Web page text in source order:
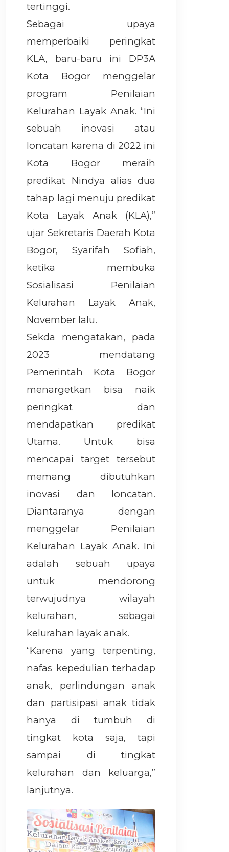
tertinggi.
Sebagai upaya
memperbaiki peringkat
KLA, baru-baru ini DP3A
Kota Bogor menggelar
program Penilaian
Kelurahan Layak Anak. “Ini
sebuah inovasi atau
loncatan karena di 2022 ini
Kota Bogor meraih
predikat Nindya alias dua
tahap lagi menuju predikat
Kota Layak Anak (KLA),”
ujar Sekretaris Daerah Kota
Bogor, Syarifah Sofiah,
ketika membuka
Sosialisasi Penilaian
Kelurahan Layak Anak,
November lalu.
Sekda mengatakan, pada
2023 mendatang
Pemerintah Kota Bogor
menargetkan bisa naik
peringkat dan
mendapatkan predikat
Utama. Untuk bisa
mencapai target tersebut
memang dibutuhkan
inovasi dan loncatan.
Diantaranya dengan
menggelar Penilaian
Kelurahan Layak Anak. Ini
adalah sebuah upaya
untuk mendorong
terwujudnya wilayah
kelurahan, sebagai
kelurahan layak anak.
“Karena yang terpenting,
nafas kepedulian terhadap
anak, perlindungan anak
dan partisipasi anak tidak
hanya di tumbuh di
tingkat kota saja, tapi
sampai di tingkat
kelurahan dan keluarga,”
lanjutnya.